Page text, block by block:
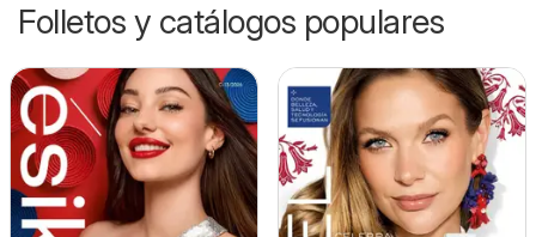
Folletos y catálogos populares